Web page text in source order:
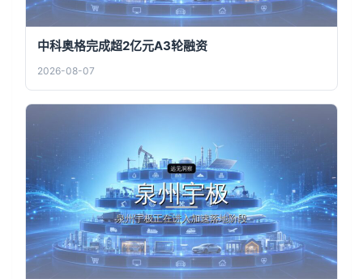
中科奥格完成超2亿元A3轮融资
2026-08-07